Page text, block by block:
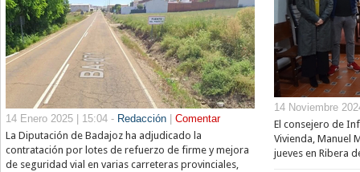
14 Enero 2025 | 15:04 - Redacción| Comentar
La Diputación de Badajoz ha adjudicado la
contratación por lotes de refuerzo de firme y mejora
de seguridad vial en varias carreteras provinciales,
14 Noviembre
El consejero de
Vivienda, Manuel
jueves en Ribera